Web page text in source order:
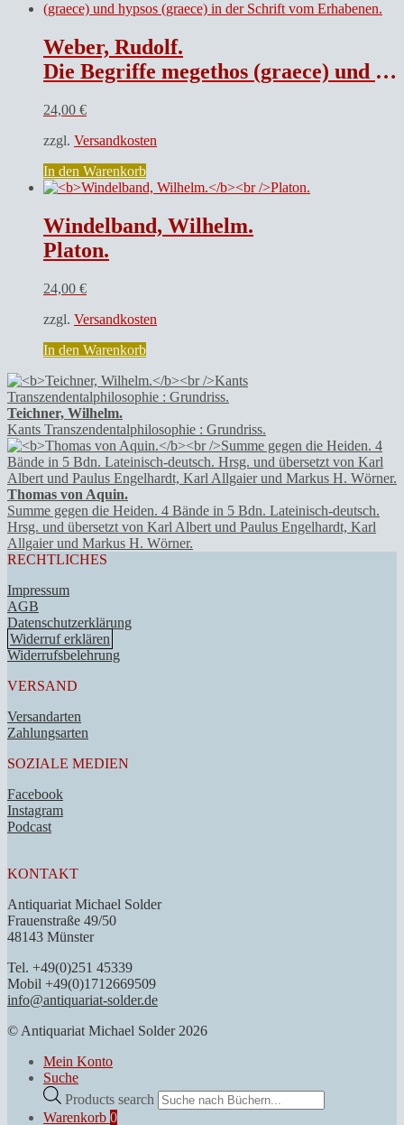
Weber, Rudolf.
Die Begriffe megethos (graece) und hypsos (graece) in der Schrift vom Erhabenen.
24,00 €
zzgl. Versandkosten
In den Warenkorb
Windelband, Wilhelm.
Platon.
24,00 €
zzgl. Versandkosten
In den Warenkorb
Teichner, Wilhelm.
Kants Transzendentalphilosophie : Grundriss.
Thomas von Aquin.
Summe gegen die Heiden. 4 Bände in 5 Bdn. Lateinisch-deutsch.
Hrsg. und übersetzt von Karl Albert und Paulus Engelhardt, Karl
Allgaier und Markus H. Wörner.
RECHTLICHES
Impressum
AGB
Datenschutzerklärung
Widerruf erklären
Widerrufsbelehrung
VERSAND
Versandarten
Zahlungsarten
SOZIALE MEDIEN
Facebook
Instagram
Podcast
KONTAKT
Antiquariat Michael Solder
Frauenstraße 49/50
48143 Münster
Tel. +49(0)251 45339
Mobil +49(0)1712669509
info@antiquariat-solder.de
© Antiquariat Michael Solder 2026
Mein Konto
Suche
Products search
Warenkorb 0